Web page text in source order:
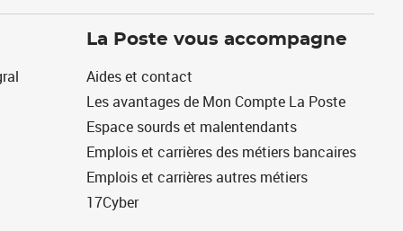
La Poste vous accompagne
Aides et contact
Les avantages de Mon Compte La Poste
Espace sourds et malentendants
Emplois et carrières des métiers bancaires
Emplois et carrières autres métiers
17Cyber